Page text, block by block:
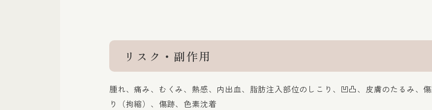
リスク・副作用
腫れ、痛み、むくみ、熱感、内出血、脂肪注入部位のしこり、凹凸、皮膚のたるみ、
り（拘縮）、傷跡、色素沈着